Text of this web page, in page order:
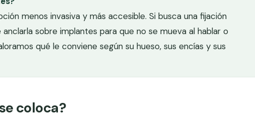
menos invasiva y más accesible. Si busca una fijación
sobre implantes para que no se mueva al hablar o
qué le conviene según su hueso, sus encías y sus
coloca?